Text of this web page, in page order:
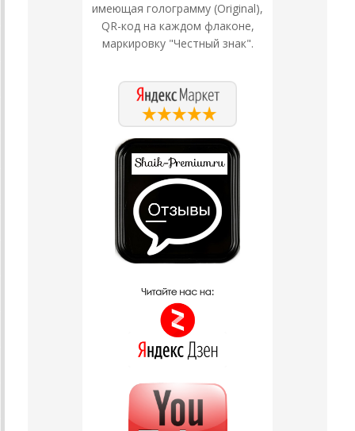
имеющая голограмму (Original),
QR-код на каждом флаконе,
маркировку "Честный знак".